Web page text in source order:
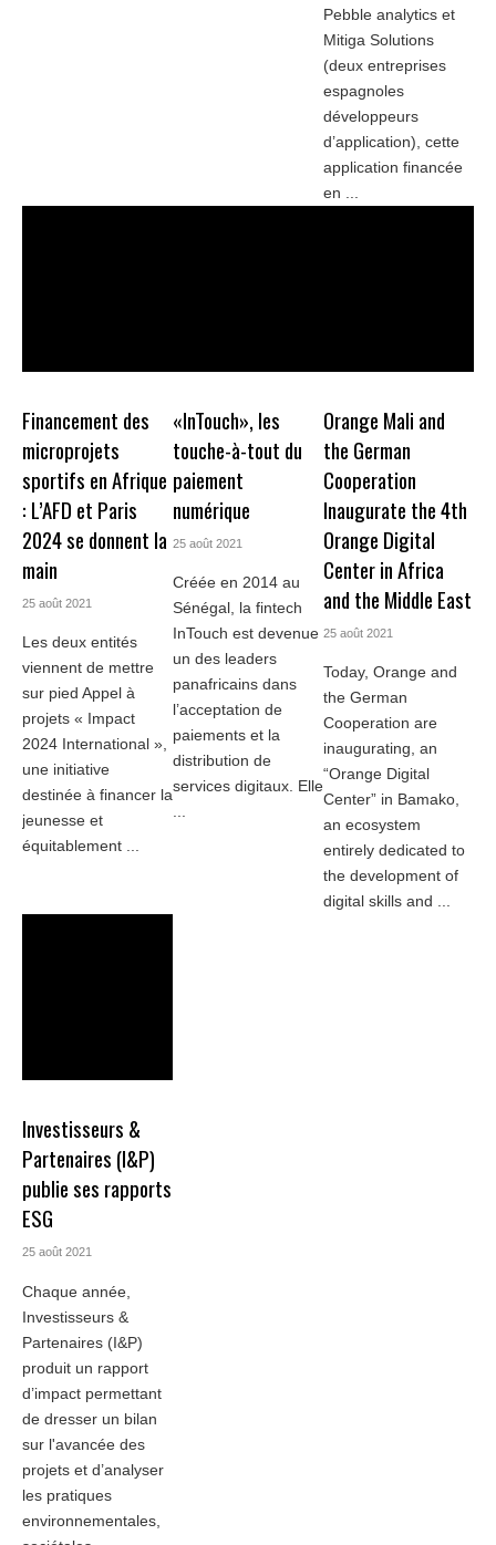
Pebble analytics et
Mitiga Solutions
(deux entreprises
espagnoles
développeurs
d’application), cette
application financée
en ...
Financement des
microprojets
sportifs en Afrique
: L’AFD et Paris
2024 se donnent la
main
25 août 2021
Les deux entités
viennent de mettre
sur pied Appel à
projets « Impact
2024 International »,
une initiative
destinée à financer la
jeunesse et
équitablement ...
«InTouch», les
touche-à-tout du
paiement
numérique
25 août 2021
Créée en 2014 au
Sénégal, la fintech
InTouch est devenue
un des leaders
panafricains dans
l’acceptation de
paiements et la
distribution de
services digitaux. Elle
...
Orange Mali and
the German
Cooperation
Inaugurate the 4th
Orange Digital
Center in Africa
and the Middle East
25 août 2021
Today, Orange and
the German
Cooperation are
inaugurating, an
“Orange Digital
Center” in Bamako,
an ecosystem
entirely dedicated to
the development of
digital skills and ...
Investisseurs &
Partenaires (I&P)
publie ses rapports
ESG
25 août 2021
Chaque année,
Investisseurs &
Partenaires (I&P)
produit un rapport
d’impact permettant
de dresser un bilan
sur l'avancée des
projets et d’analyser
les pratiques
environnementales,